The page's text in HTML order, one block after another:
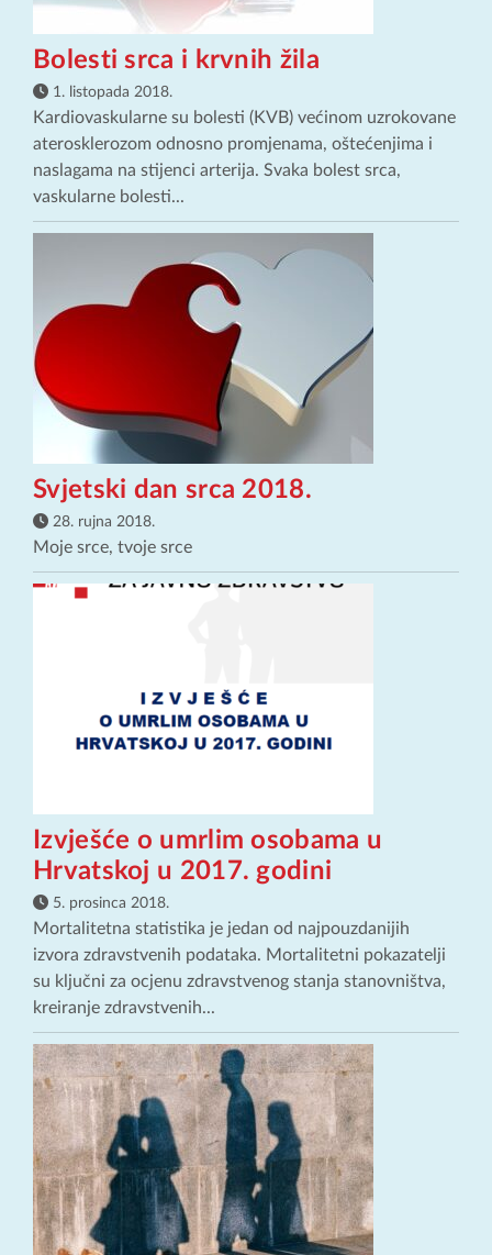
Bolesti srca i krvnih žila
1. listopada 2018.
Kardiovaskularne su bolesti (KVB) većinom uzrokovane
aterosklerozom odnosno promjenama, oštećenjima i
naslagama na stijenci arterija. Svaka bolest srca,
vaskularne bolesti...
Svjetski dan srca 2018.
28. rujna 2018.
Moje srce, tvoje srce
Izvješće o umrlim osobama u
Hrvatskoj u 2017. godini
5. prosinca 2018.
Mortalitetna statistika je jedan od najpouzdanijih
izvora zdravstvenih podataka. Mortalitetni pokazatelji
su ključni za ocjenu zdravstvenog stanja stanovništva,
kreiranje zdravstvenih...